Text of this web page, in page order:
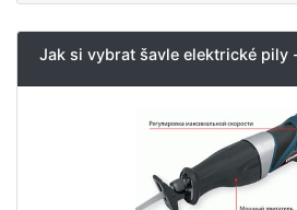
Jak si vybrat šavle elektrické pily